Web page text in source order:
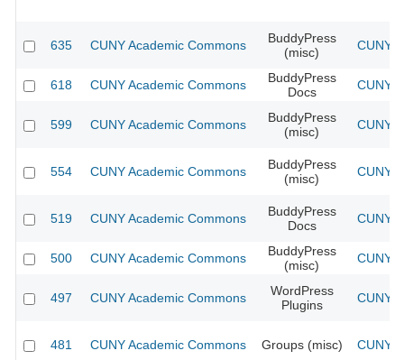
635 CUNY Academic Commons
BuddyPress
(misc)
CUNY
618 CUNY Academic Commons
BuddyPress
Docs
CUNY
599 CUNY Academic Commons
BuddyPress
(misc)
CUNY
554 CUNY Academic Commons
BuddyPress
(misc)
CUNY
519 CUNY Academic Commons
BuddyPress
Docs
CUNY
500 CUNY Academic Commons
BuddyPress
(misc)
CUNY
497 CUNY Academic Commons
WordPress
Plugins
CUNY
481 CUNY Academic Commons Groups (misc) CUNY